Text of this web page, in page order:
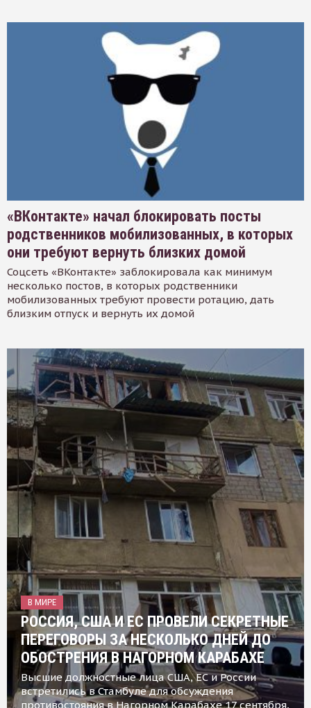
«ВКонтакте» начал блокировать посты
родственников мобилизованных, в которых
они требуют вернуть близких домой
Соцсеть «ВКонтакте» заблокировала как минимум
несколько постов, в которых родственники
мобилизованных требуют провести ротацию, дать
близким отпуск и вернуть их домой
В МИРЕ
РОССИЯ, США И ЕС ПРОВЕЛИ СЕКРЕТНЫЕ
ПЕРЕГОВОРЫ ЗА НЕСКОЛЬКО ДНЕЙ ДО
ОБОСТРЕНИЯ В НАГОРНОМ КАРАБАХЕ
Высшие должностные лица США, ЕС и России
встретились в Стамбуле для обсуждения
противостояния в Нагорном Карабахе 17 сентября,